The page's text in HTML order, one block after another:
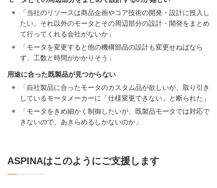
「当社のリソースは商品企画やコア技術の開発・設計に投入し
たい。それ以外のモータとその周辺部分の設計・開発をまとめ
て行ってくれる会社がないか」
「モータを変更すると他の機構部品の設計も変更せねばなら
ず、工数と時間がかかりそう」
用途に合った既製品が見つからない
「自社製品に合ったモータのカスタム品が欲しいが、取り引き
しているモータメーカーに「仕様変更できない」と断られた」
「モータをきめ細かく制御したいが、既製品モータでは対応で
きないので、あきらめるしかないのか」
ASPINAはこのようにご支援します